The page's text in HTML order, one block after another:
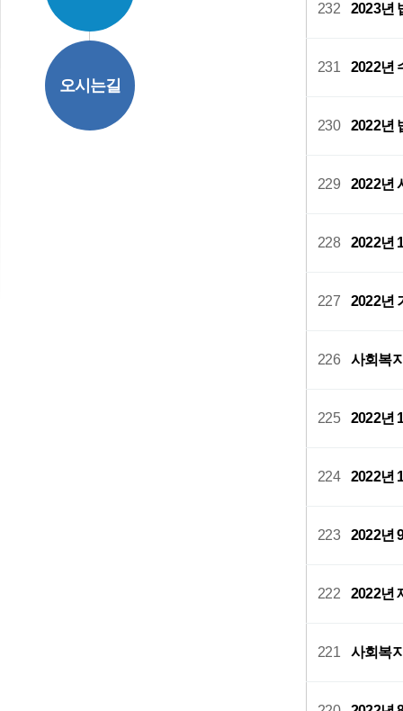
오시는길
232 2023년
231 2022년
230 2022년
229 2022년
228 2022년
227 2022년
226 사회복
225 2022년
224 2022년
223 2022년
222 2022년
221 사회복